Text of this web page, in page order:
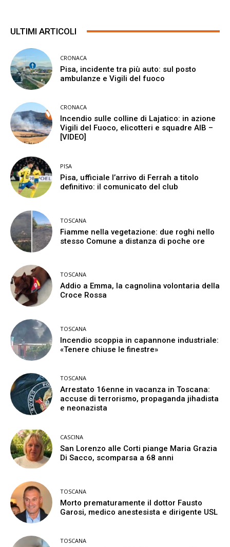
ULTIMI ARTICOLI
CRONACA
Pisa, incidente tra più auto: sul posto
ambulanze e Vigili del fuoco
CRONACA
Incendio sulle colline di Lajatico: in azione
Vigili del Fuoco, elicotteri e squadre AIB –
[VIDEO]
PISA
Pisa, ufficiale l’arrivo di Ferrah a titolo
definitivo: il comunicato del club
TOSCANA
Fiamme nella vegetazione: due roghi nello
stesso Comune a distanza di poche ore
TOSCANA
Addio a Emma, la cagnolina volontaria della
Croce Rossa
TOSCANA
Incendio scoppia in capannone industriale:
«Tenere chiuse le finestre»
TOSCANA
Arrestato 16enne in vacanza in Toscana:
accuse di terrorismo, propaganda jihadista
e neonazista
CASCINA
San Lorenzo alle Corti piange Maria Grazia
Di Sacco, scomparsa a 68 anni
TOSCANA
Morto prematuramente il dottor Fausto
Garosi, medico anestesista e dirigente USL
TOSCANA